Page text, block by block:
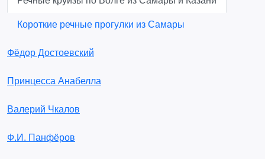
Короткие речные прогулки из Самары
Фёдор Достоевский
Принцесса Анабелла
Валерий Чкалов
Ф.И. Панфёров